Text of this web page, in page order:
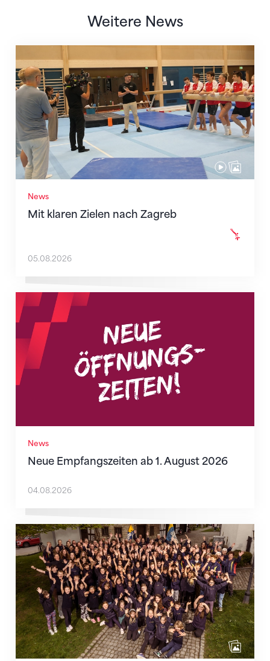
Weitere News
News
Mit klaren Zielen nach Zagreb
Mit klaren Zielen nach Zagreb
05.08.2026
News
Neue Empfangszeiten ab 1. August 2026
Neue Empfangszeiten ab 1. August 2026
04.08.2026
Mitmachen ist selbstverständlich